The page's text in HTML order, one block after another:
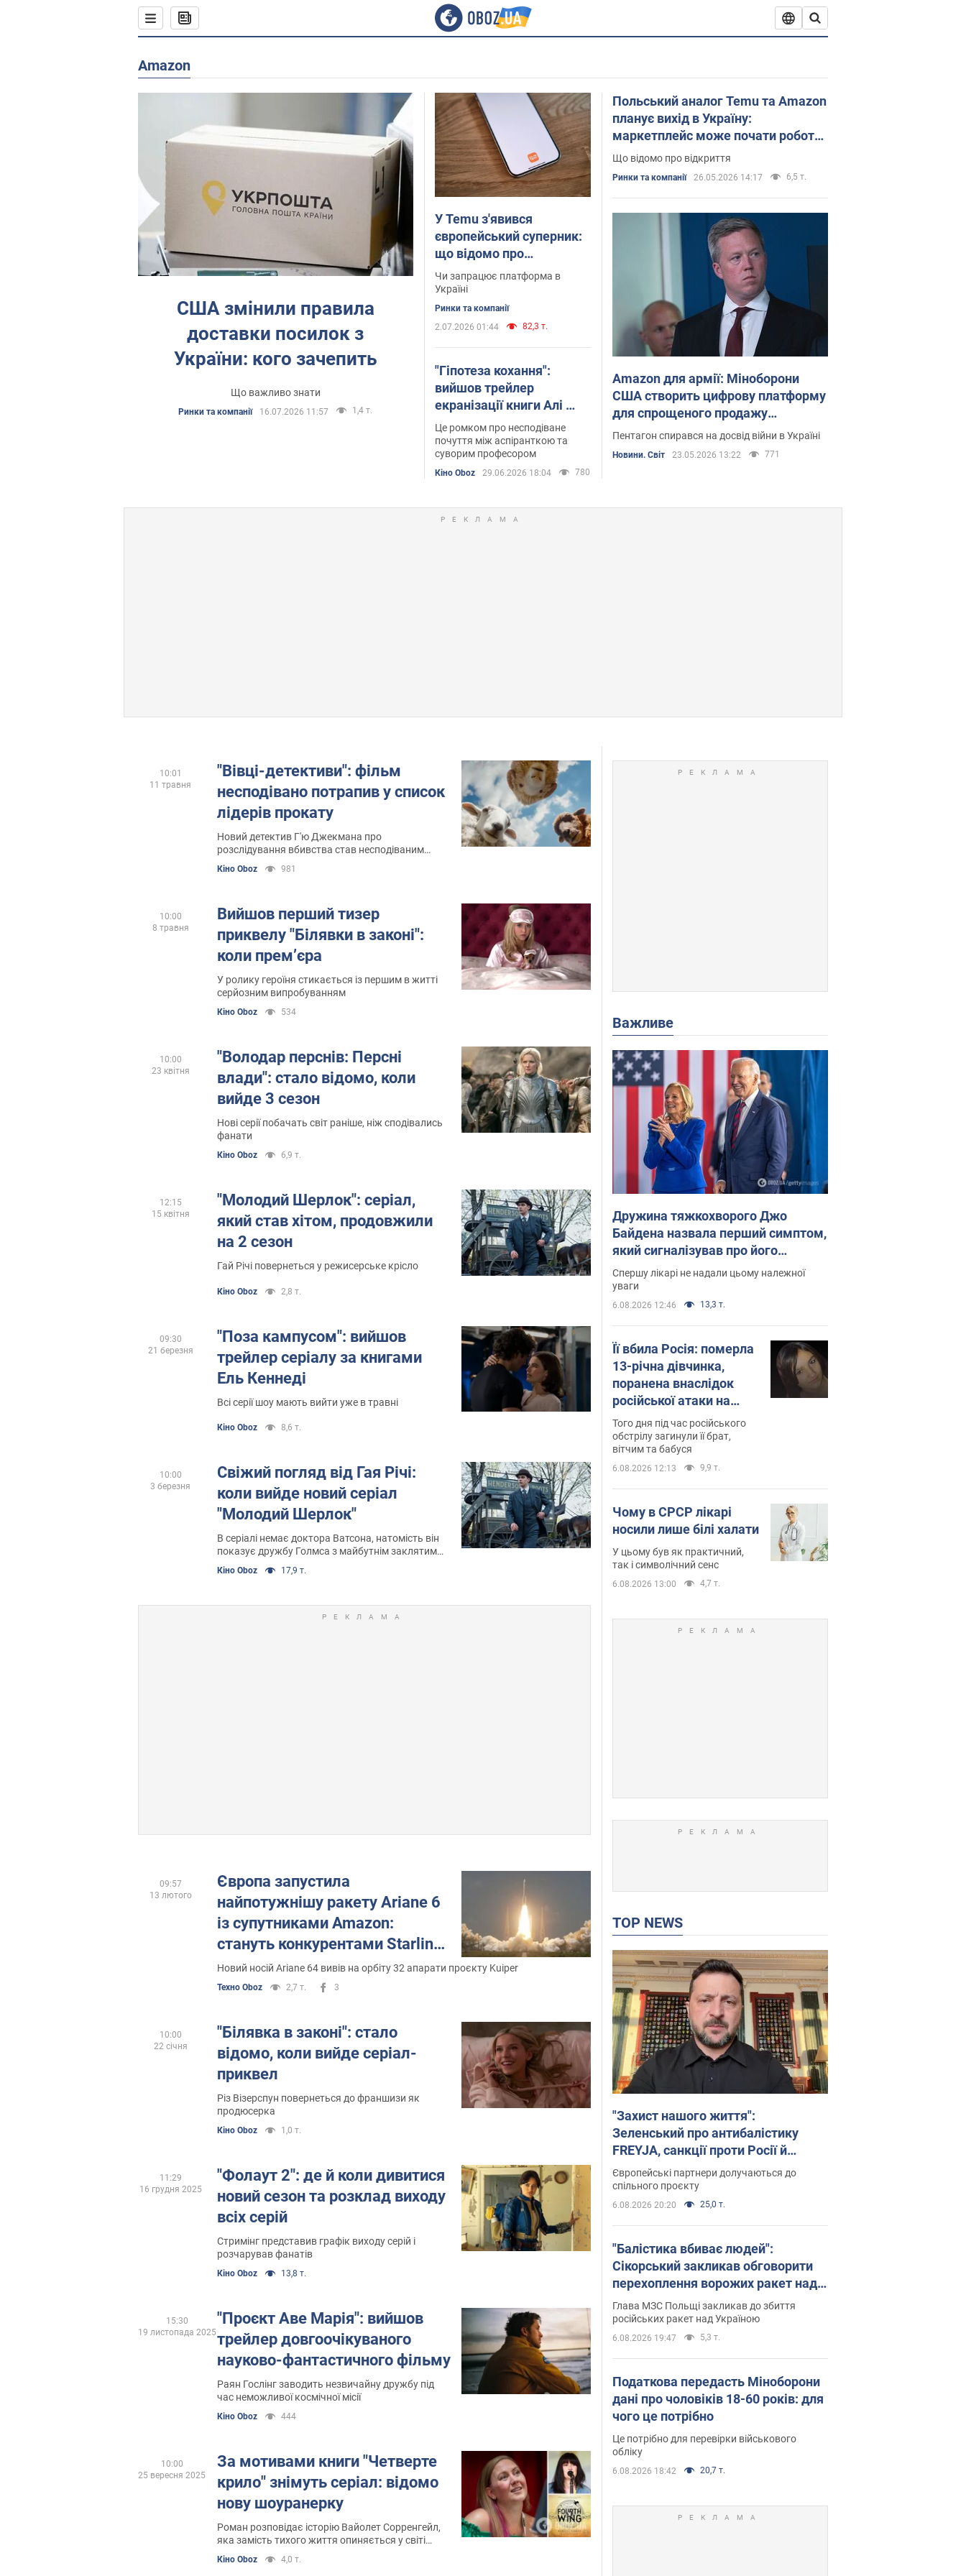
Amazon
США змінили правила
доставки посилок з
України: кого зачепить
Що важливо знати
Ринки та компанії 16.07.2026 11:57 1,4 т.
У Temu з'явився
європейський суперник:
що відомо про
маркетплейс
Чи запрацює платформа в
Україні
Ринки та компанії
2.07.2026 01:44
82,3 т.
"Гіпотеза кохання":
вийшов трейлер
екранізації книги Алі
Гейзелвуд
Це ромком про несподіване
почуття між аспіранткою та
суворим професором
Кіно Oboz 29.06.2026 18:04 780
Польський аналог Temu та Amazon
планує вихід в Україну:
маркетплейс може почати роботу
вже в червні
Що відомо про відкриття
Ринки та компанії 26.05.2026 14:17 6,5 т.
Amazon для армії: Міноборони
США створить цифрову платформу
для спрощеного продажу
озброєння союзникам
Пентагон спирався на досвід війни в Україні
Новини. Світ 23.05.2026 13:22 771
"Вівці-детективи": фільм
несподівано потрапив у список
лідерів прокату
Новий детектив Г'ю Джекмана про
розслідування вбивства став несподіваним
хітом року
Кіно Oboz 981
10:01
11 травня
Вийшов перший тизер
приквелу "Білявки в законі":
коли премʼєра
У ролику героїня стикається із першим в житті
серйозним випробуванням
Кіно Oboz 534
10:00
8 травня
"Володар перснів: Персні
влади": стало відомо, коли
вийде 3 сезон
Нові серії побачать світ раніше, ніж сподівались
фанати
Кіно Oboz 6,9 т.
10:00
23 квітня
"Молодий Шерлок": серіал,
який став хітом, продовжили
на 2 сезон
Гай Річі повернеться у режисерське крісло
Кіно Oboz 2,8 т.
12:15
15 квітня
"Поза кампусом": вийшов
трейлер серіалу за книгами
Ель Кеннеді
Всі серії шоу мають вийти уже в травні
Кіно Oboz 8,6 т.
09:30
21 березня
Свіжий погляд від Гая Річі:
коли вийде новий серіал
"Молодий Шерлок"
В серіалі немає доктора Ватсона, натомість він
показує дружбу Голмса з майбутнім заклятим
ворогом
Кіно Oboz 17,9 т.
10:00
3 березня
Європа запустила
найпотужнішу ракету Ariane 6
із супутниками Amazon:
стануть конкурентами Starlink
Маска
Новий носій Ariane 64 вивів на орбіту 32 апарати проєкту Kuiper
Техно Oboz 2,7 т. 3
09:57
13 лютого
"Білявка в законі": стало
відомо, коли вийде серіал-
приквел
Різ Візерспун повернеться до франшизи як
продюсерка
Кіно Oboz 1,0 т.
10:00
22 січня
"Фолаут 2": де й коли дивитися
новий сезон та розклад виходу
всіх серій
Стримінг представив графік виходу серій і
розчарував фанатів
Кіно Oboz 13,8 т.
11:29
16 грудня 2025
"Проєкт Аве Марія": вийшов
трейлер довгоочікуваного
науково-фантастичного фільму
Раян Гослінг заводить незвичайну дружбу під
час неможливої космічної місії
Кіно Oboz 444
15:30
19 листопада 2025
За мотивами книги "Четверте
крило" знімуть серіал: відомо
нову шоуранерку
Роман розповідає історію Вайолет Сорренгейл,
яка замість тихого життя опиняється у світі
жорстоких випробувань
Кіно Oboz 4,0 т.
10:00
25 вересня 2025
Важливе
Дружина тяжкохворого Джо
Байдена назвала перший симптом,
який сигналізував про його
"агресивний" рак
Спершу лікарі не надали цьому належної
уваги
6.08.2026 12:46 13,3 т.
Її вбила Росія: померла
13-річна дівчинка,
поранена внаслідок
російської атаки на
Сумщину. Фото
Того дня під час російського
обстрілу загинули її брат,
вітчим та бабуся
6.08.2026 12:13 9,9 т.
Чому в СРСР лікарі
носили лише білі халати
У цьому був як практичний,
так і символічний сенс
6.08.2026 13:00 4,7 т.
TOP NEWS
"Захист нашого життя":
Зеленський про антибалістику
FREYJA, санкції проти Росії й
підтримку аграріїв. Відео
Європейські партнери долучаються до
спільного проєкту
6.08.2026 20:20 25,0 т.
"Балістика вбиває людей":
Сікорський закликав обговорити
перехоплення ворожих ракет над
Україною
Глава МЗС Польщі закликав до збиття
російських ракет над Україною
6.08.2026 19:47 5,3 т.
Податкова передасть Міноборони
дані про чоловіків 18-60 років: для
чого це потрібно
Це потрібно для перевірки військового
обліку
6.08.2026 18:42 20,7 т.